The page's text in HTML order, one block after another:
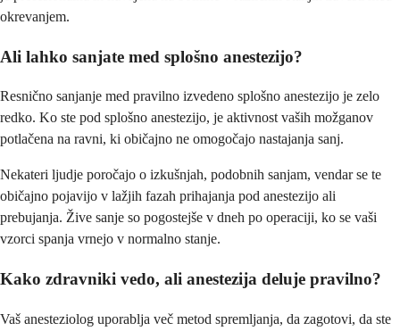
okrevanjem.
Ali lahko sanjate med splošno anestezijo?
Resnično sanjanje med pravilno izvedeno splošno anestezijo je zelo
redko. Ko ste pod splošno anestezijo, je aktivnost vaših možganov
potlačena na ravni, ki običajno ne omogočajo nastajanja sanj.
Nekateri ljudje poročajo o izkušnjah, podobnih sanjam, vendar se te
običajno pojavijo v lažjih fazah prihajanja pod anestezijo ali
prebujanja. Žive sanje so pogostejše v dneh po operaciji, ko se vaši
vzorci spanja vrnejo v normalno stanje.
Kako zdravniki vedo, ali anestezija deluje pravilno?
Vaš anesteziolog uporablja več metod spremljanja, da zagotovi, da ste